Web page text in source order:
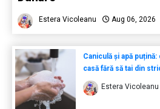
Estera Vicoleanu Aug 06, 2026
Caniculă și apă
casă fără să tai din
Estera Vicoleanu